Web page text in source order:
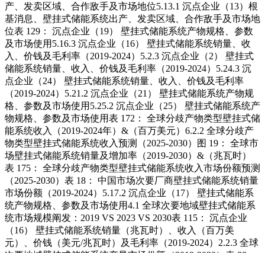
产、发卖区域、合作敌手及市场地位5.13.1 沉点企业（13）根
基消息、壁挂式储能系统出产、发卖区域、合作敌手及市场地
位表 129： 沉点企业（19） 壁挂式储能系统产物规格、参数
及市场使用5.16.3 沉点企业（16） 壁挂式储能系统销量、收
入、价钱及毛利率（2019-2024）5.2.3 沉点企业（2） 壁挂式
储能系统销量、收入、价钱及毛利率（2019-2024）5.24.3 沉
点企业（24） 壁挂式储能系统销量、收入、价钱及毛利率
（2019-2024）5.21.2 沉点企业（21） 壁挂式储能系统产物规
格、参数及市场使用5.25.2 沉点企业（25） 壁挂式储能系统产
物规格、参数及市场使用表 172： 全球分歧产物类型壁挂式储
能系统收入（2019-2024年）&（百万美元）6.2.2 全球分歧产
物类型壁挂式储能系统收入预测（2025-2030）图 19： 全球市
场壁挂式储能系统销量及增加率（2019-2030）&（兆瓦时）
表 175： 全球分歧产物类型壁挂式储能系统收入市场份额预测
（2025-2030）表 18： 中国市场次要厂商壁挂式储能系统销量
市场份额（2019-2024）5.17.2 沉点企业（17） 壁挂式储能系
统产物规格、参数及市场使用4.1 全球次要地域壁挂式储能系
统市场规模阐发：2019 VS 2023 VS 2030表 115： 沉点企业
（16） 壁挂式储能系统销量（兆瓦时）、收入（百万美
元）、价钱（美元/兆瓦时）及毛利率（2019-2024）2.2.3 全球